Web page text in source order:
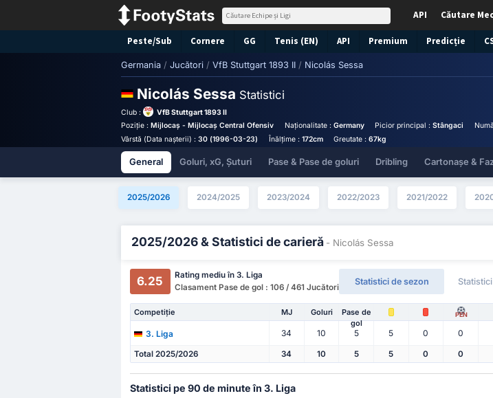
Căutare
API
Peste/Sub Cornere GG Tenis (EN) API Premium Predicție
Germania / Jucători / VfB Stuttgart 1893 II / Nicolás Sessa
Nicolás Sessa Statistici
Club :
VfB Stuttgart 1893 II
Poziție : Mijlocaș - Mijlocaș Central Ofensiv Naționalitate : Germany Picior principal :Stângaci
Vârstă (Data nașterii) : 30 (1996-03-23) Înălțime : 172cm Greutate :67kg
General Goluri, xG, Șuturi Pase & Pase de goluri Dribling Cartonașe &
2025/2026 2024/2025 2023/2024 2022/2023 2021/2022
2025/2026 & Statistici de carieră - Nicolás Sessa
6.25
Rating mediu în 3. Liga
Clasament Pase de gol : 106 / 461 Jucători
Statistici de sezon
Competiție MJ Goluri
Pase de
gol
PEN
3. Liga 34 10 5 5 0 0
Total 2025/2026 34 10 5 5 0 0
Statistici pe 90 de minute în 3. Liga